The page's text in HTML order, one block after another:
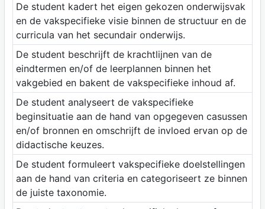
De student kadert het eigen gekozen onderwijsvak
en de vakspecifieke visie binnen de structuur en de
curricula van het secundair onderwijs.
De student beschrijft de krachtlijnen van de
eindtermen en/of de leerplannen binnen het
vakgebied en bakent de vakspecifieke inhoud af.
De student analyseert de vakspecifieke
beginsituatie aan de hand van opgegeven casussen
en/of bronnen en omschrijft de invloed ervan op de
didactische keuzes.
De student formuleert vakspecifieke doelstellingen
aan de hand van criteria en categoriseert ze binnen
de juiste taxonomie.